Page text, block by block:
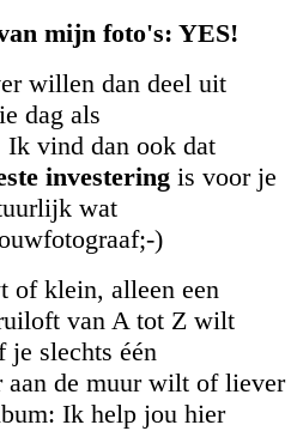
mijn foto's: YES!
willen dan deel uit
dag als
Ik vind dan ook dat
investering is voor je
wat
)
of klein, alleen een
van A tot Z wilt
je slechts één
aan de muur wilt of liever
Ik help jou hier